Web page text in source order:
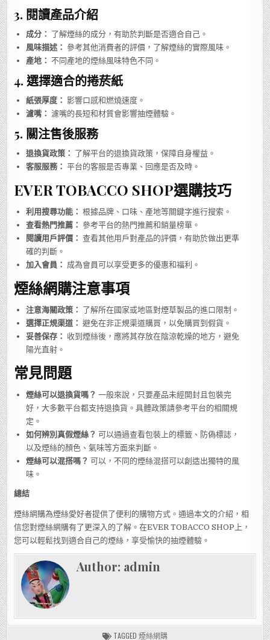
3. 閱讀產品介紹
成分： 了解煙絲的成分，有助於判斷是否適合自己。
風味描述： 參考其他消費者的評價，了解煙絲的實際風味。
產地： 不同產地的煙絲風味特色不同。
4. 選擇適合的捲菸紙
紙張厚度： 影響口感和燃燒速度。
濾嘴： 濾嘴的長短和材質會影響抽煙體驗。
5. 關注售後服務
退換貨政策： 了解平台的退換貨政策，保障自身權益。
客服服務： 平台的客服是否專業、回應是否及時。
EVER TOBACCO SHOP選購技巧
利用搜尋功能： 根據品牌、口味、產地等關鍵字進行搜索。
查看熱門推薦： 參考平台的熱門推薦和銷量榜單。
閱讀用戶評價： 查看其他用戶對產品的評價，有助於做出更準
確的判斷。
加入會員： 成為會員可以享受更多的優惠和福利。
煙絲網購注意事項
注意海關政策： 了解所在國家或地區對煙草製品的進口限制。
選擇正規渠道： 避免在非正規渠道購買，以免購買到假貨。
妥善保存： 收到煙絲後，應將其存放在陰涼乾燥的地方，避免
陽光直射。
常見問題
煙絲可以退換貨嗎？ 一般來說，只要產品未經開封且包裝完
好，大多數平台都支持退換貨。具體政策請參考平台的相關規
定。
如何辨別真假煙絲？ 可以通過查看包裝上的標籤、防偽標誌，
以及煙絲的顏色、氣味等方面來判斷。
煙絲可以混搭嗎？ 可以，不同的煙絲混搭可以創造出獨特的風
味。
總結
煙絲網購為煙絲愛好者提供了便利的購物方式。通過本文的介紹，相
信您對煙絲網購有了更深入的了解。在EVER TOBACCO SHOP上，
您可以輕鬆找到適合自己的煙絲，享受愉快的抽煙體驗。
Author: admin
TAGGED 煙絲網購